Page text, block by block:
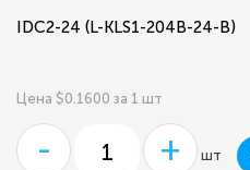
IDC2-24 (L-KLS1-204B-24-B)
Цена $0.1600 за 1 шт
- + шт